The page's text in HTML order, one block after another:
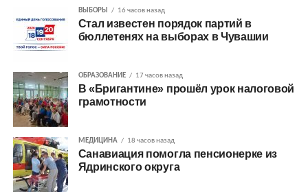
ВЫБОРЫ 16 часов назад
Стал известен порядок партий в
бюллетенях на выборах в Чувашии
ОБРАЗОВАНИЕ 17 часов назад
В «Бригантине» прошёл урок налоговой
грамотности
МЕДИЦИНА 18 часов назад
Санавиация помогла пенсионерке из
Ядринского округа